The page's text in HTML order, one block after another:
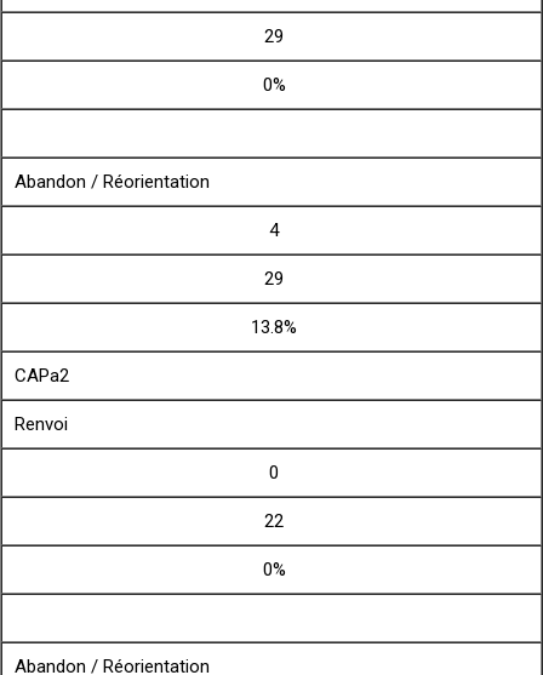
29
0%
Abandon / Réorientation
4
29
13.8%
CAPa2
Renvoi
0
22
0%
Abandon / Réorientation